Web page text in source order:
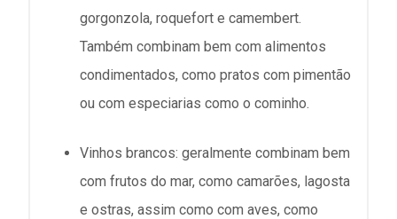
gorgonzola, roquefort e camembert.
Também combinam bem com alimentos
condimentados, como pratos com pimentão
ou com especiarias como o cominho.
Vinhos brancos: geralmente combinam bem
com frutos do mar, como camarões, lagosta
e ostras, assim como com aves, como